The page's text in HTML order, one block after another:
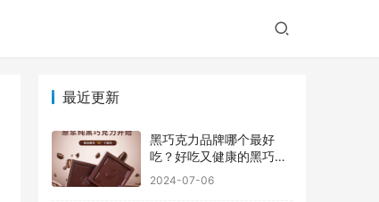
最近更新
黑巧克力品牌哪个最好
吃？好吃又健康的黑巧克
力品牌
2024-07-06